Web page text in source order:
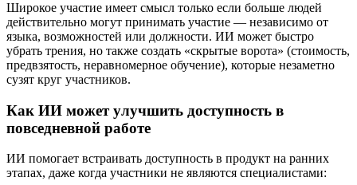
Широкое участие имеет смысл только если больше людей
действительно могут принимать участие — независимо от
языка, возможностей или должности. ИИ может быстро
убрать трения, но также создать «скрытые ворота» (стоимость,
предвзятость, неравномерное обучение), которые незаметно
сузят круг участников.
Как ИИ может улучшить доступность в
повседневной работе
ИИ помогает встраивать доступность в продукт на ранних
этапах, даже когда участники не являются специалистами: